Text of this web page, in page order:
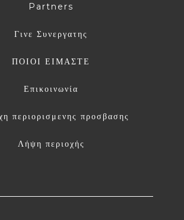
Partners
Γινε Συνεργατης
ΠΟΙΟΙ ΕΙΜΑΣΤΕ
Επικοινωνία
περιορισμενης προσβασης
Λήψη περιοχής